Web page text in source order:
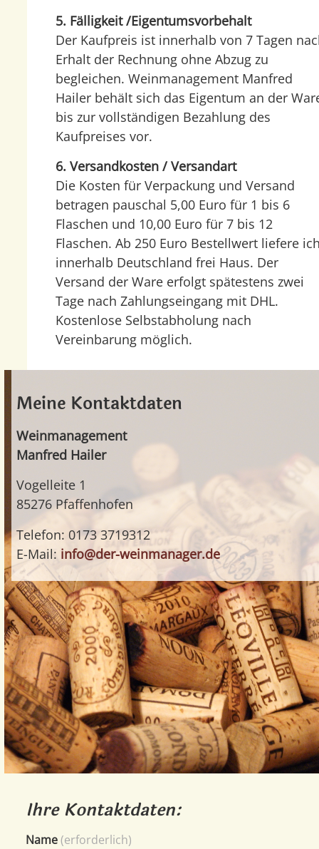
5. Fälligkeit /Eigentumsvorbehalt
Der Kaufpreis ist innerhalb von 7 Tagen
Erhalt der Rechnung ohne Abzug zu
begleichen. Weinmanagement Manfred
Hailer behält sich das Eigentum an der
bis zur vollständigen Bezahlung des
Kaufpreises vor.
6. Versandkosten / Versandart
Die Kosten für Verpackung und Versand
betragen pauschal 5,00 Euro für 1 bis 6
Flaschen und 10,00 Euro für 7 bis 12
Flaschen. Ab 250 Euro Bestellwert liefere
innerhalb Deutschland frei Haus. Der
Versand der Ware erfolgt spätestens zwei
Tage nach Zahlungseingang mit DHL.
Kostenlose Selbstabholung nach
Vereinbarung möglich.
Meine Kontaktdaten
Weinmanagement
Manfred Hailer
Vogelleite 1
85276 Pfaffenhofen
Telefon: 0173 3719312
E-Mail: info@der-weinmanager.de
Ihre Kontaktdaten:
Name(erforderlich)